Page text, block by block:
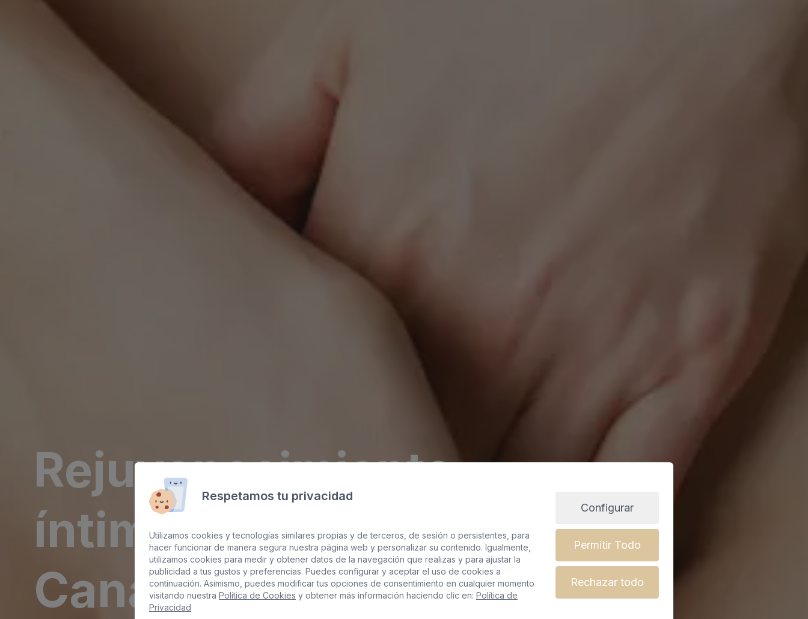
Rejuvenecimiento
íntimo en Gran
Canaria
Respetamos tu privacidad
Utilizamos cookies y tecnologías similares propias y de terceros, de sesión o persistentes, para
hacer funcionar de manera segura nuestra página web y personalizar su contenido. Igualmente,
utilizamos cookies para medir y obtener datos de la navegación que realizas y para ajustar la
publicidad a tus gustos y preferencias. Puedes configurar y aceptar el uso de cookies a
continuación. Asimismo, puedes modificar tus opciones de consentimiento en cualquier momento
visitando nuestra Política de Cookies y obtener más información haciendo clic en: Política de
Privacidad
Configurar
Permitir Todo
Rechazar todo